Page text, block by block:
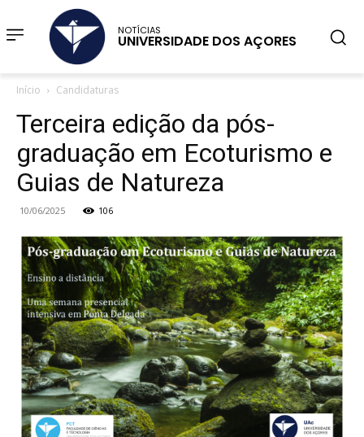
NOTÍCIAS
UNIVERSIDADE DOS AÇORES
Início Candidaturas
Terceira edição da pós-
graduação em Ecoturismo e
Guias de Natureza
10/06/2025 106